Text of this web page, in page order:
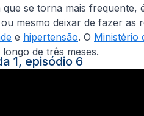
se torna mais
mesmo deixar de fazer as
e hipertensão. O Ministério
de três meses.
1, episódio 6